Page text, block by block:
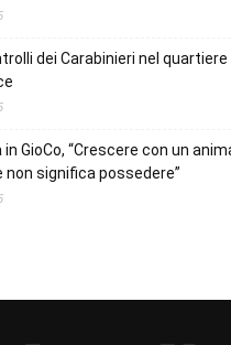
dei Carabinieri nel
in GioCo, “Crescere con un
non significa possedere”